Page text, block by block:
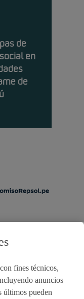
de
en
de
fines técnicos,
anuncios
últimos pueden